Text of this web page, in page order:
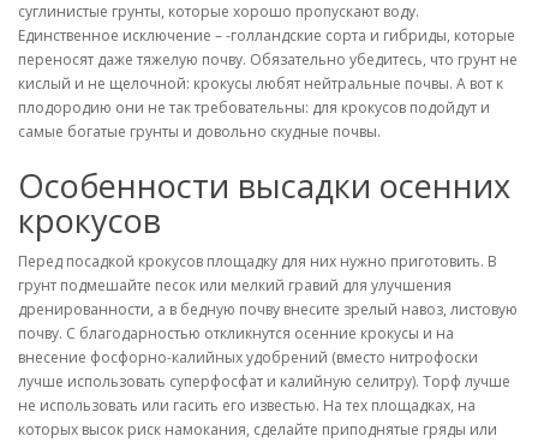
суглинистые грунты, которые хорошо пропускают воду.
Единственное исключение – -голландские сорта и гибриды, которые
переносят даже тяжелую почву. Обязательно убедитесь, что грунт не
кислый и не щелочной: крокусы любят нейтральные почвы. А вот к
плодородию они не так требовательны: для крокусов подойдут и
самые богатые грунты и довольно скудные почвы.
Особенности высадки осенних
крокусов
Перед посадкой крокусов площадку для них нужно приготовить. В
грунт подмешайте песок или мелкий гравий для улучшения
дренированности, а в бедную почву внесите зрелый навоз, листовую
почву. С благодарностью откликнутся осенние крокусы и на
внесение фосфорно-калийных удобрений (вместо нитрофоски
лучше использовать суперфосфат и калийную селитру). Торф лучше
не использовать или гасить его известью. На тех площадках, на
которых высок риск намокания, сделайте приподнятые гряды или